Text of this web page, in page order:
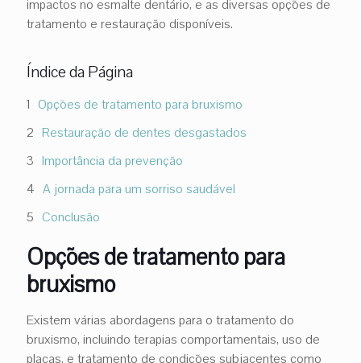
impactos no esmalte dentário, e as diversas opções de
tratamento e restauração disponíveis.
Índice da Página
Opções de tratamento para bruxismo
Restauração de dentes desgastados
Importância da prevenção
A jornada para um sorriso saudável
Conclusão
Opções de tratamento para
bruxismo
Existem várias abordagens para o tratamento do
bruxismo, incluindo terapias comportamentais, uso de
placas, e tratamento de condições subjacentes como